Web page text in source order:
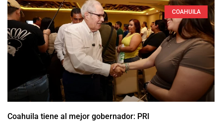
COAHUILA
Coahuila tiene al mejor gobernador: PRI